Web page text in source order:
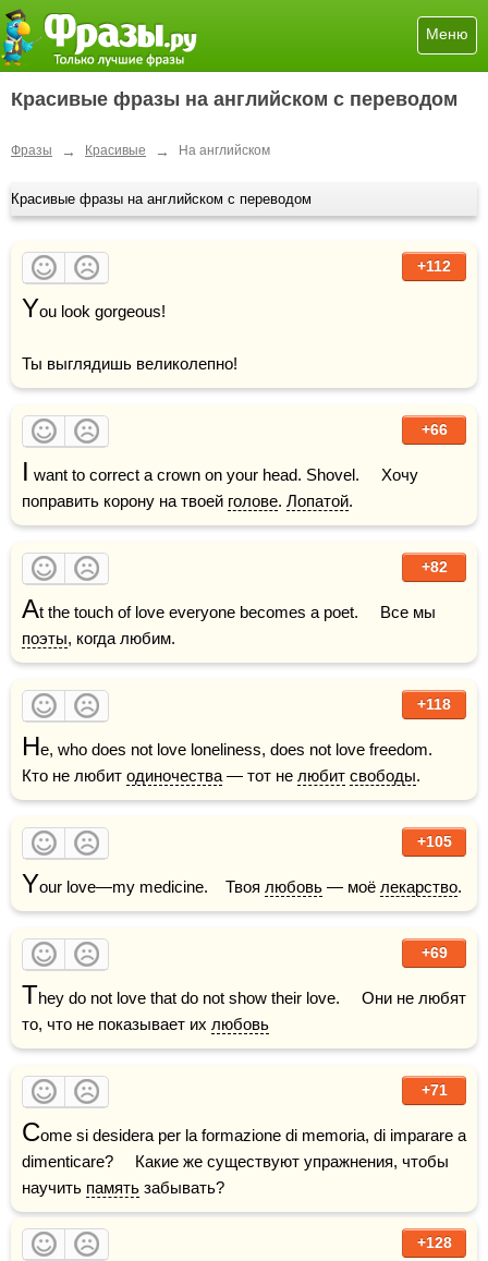
Меню
Красивые фразы на английском с переводом
Фразы → Красивые → На английском
Красивые фразы на английском с переводом
+112
You look gorgeous!
Ты выглядишь великолепно!
+66
I want to correct a crown on your head. Shovel.     Хочу
поправить корону на твоей голове. Лопатой.
+82
A
поэты, когда любим.
+118
He, who does not love loneliness, does not love freedom.
Кто не любит одиночества — тот не любит свободы.
+105
Your love—my medicine.    Твоя любовь — моё лекарство.
+69
They do not love that do not show their love.     Они не любят
то, что не показывает их любовь
+71
Come si desidera per la formazione di memoria, di imparare a
dimenticare?     Какие же существуют упражнения, чтобы
научить память забывать?
+128